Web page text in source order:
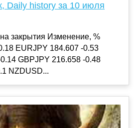
Daily history за 10 июля
закрытия Изменение, %
EURJPY 184.607 -0.53
GBPJPY 216.658 -0.48
NZDUSD...